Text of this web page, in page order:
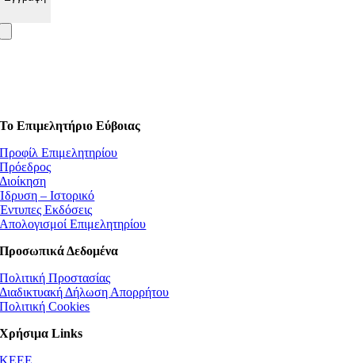
Το Επιμελητήριο Εύβοιας
Προφίλ Επιμελητηρίου
Πρόεδρος
Διοίκηση
Ίδρυση – Ιστορικό
Έντυπες Εκδόσεις
Απολογισμοί Επιμελητηρίου
Προσωπικά Δεδομένα
Πολιτική Προστασίας
Διαδικτυακή Δήλωση Απορρήτου
Πολιτική Cookies
Χρήσιμα Links